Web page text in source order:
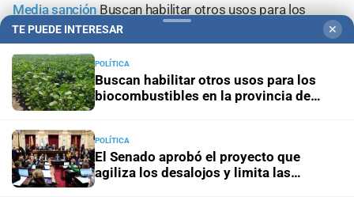
Media sanción Buscan habilitar otros usos para los
biocombustibles en la provincia de Santa Fe
Junto a la Región Centro
una iniciativa para mitigar los costos energéticos en la
industria
Media sanción para la emergencia
paraguas antes de que llegue El Niño
TE PUEDE INTERESAR ✕
POLÍTICA
Buscan habilitar otros usos para los
biocombustibles en la provincia de
POLÍTICA
El Senado aprobó el proyecto que
agiliza los desalojos y limita las